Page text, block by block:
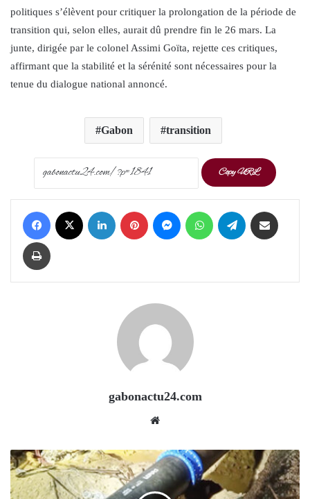
politiques s’élèvent pour critiquer la prolongation de la période de
transition qui, selon elles, aurait dû prendre fin le 26 mars. La
junte, dirigée par le colonel Assimi Goïta, rejette ces critiques,
affirmant que la stabilité et la sérénité sont nécessaires pour la
tenue du dialogue national annoncé.
Gabon transition
Copy URL
Facebook LinkedIn Pinterest Messenger WhatsApp Telegram
Print
gabonactu24.com